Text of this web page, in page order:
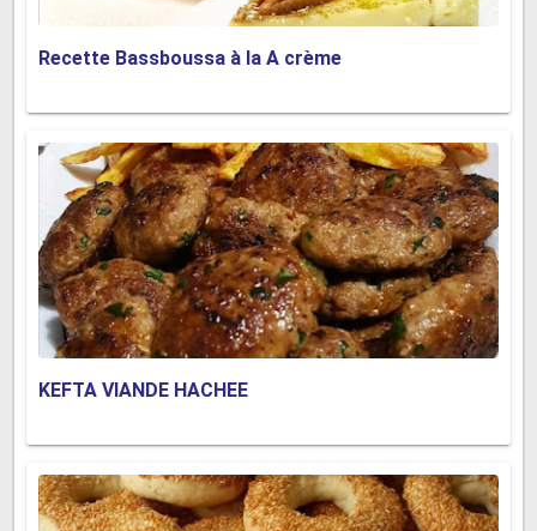
Recette Bassboussa à la A crème
KEFTA VIANDE HACHEE